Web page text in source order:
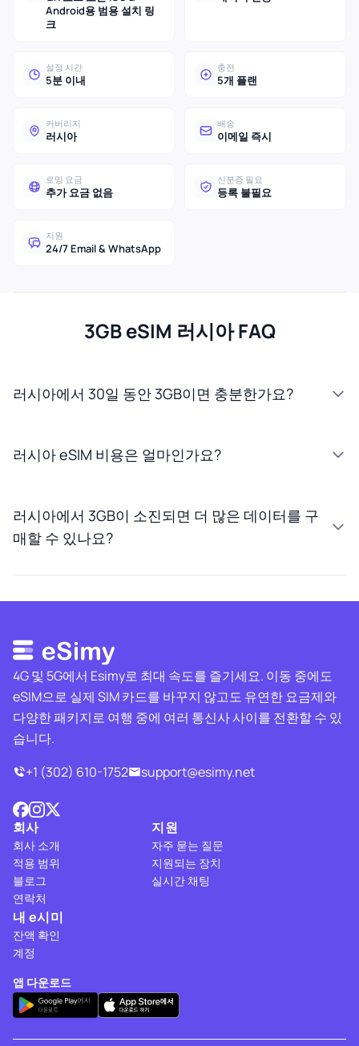
Android용 범용 설치 링
크
설정 시간
5분 이내
충전
5개 플랜
커버리지
러시아
배송
이메일 즉시
로밍 요금
추가 요금 없음
신분증 필요
등록 불필요
지원
24/7 Email & WhatsApp
3GB eSIM 러시아 FAQ
러시아에서 30일 동안 3GB이면 충분한가요?
러시아 eSIM 비용은 얼마인가요?
러시아에서 3GB이 소진되면 더 많은 데이터를 구
매할 수 있나요?
4G 및 5G에서 Esimy로 최대 속도를 즐기세요. 이동 중에도
eSIM으로 실제 SIM 카드를 바꾸지 않고도 유연한 요금제와
다양한 패키지로 여행 중에 여러 통신사 사이를 전환할 수 있
습니다.
+1 (302) 610-1752
support@esimy.net
회사
회사 소개
적용 범위
블로그
연락처
지원
자주 묻는 질문
지원되는 장치
실시간 채팅
내 e시미
잔액 확인
계정
앱 다운로드